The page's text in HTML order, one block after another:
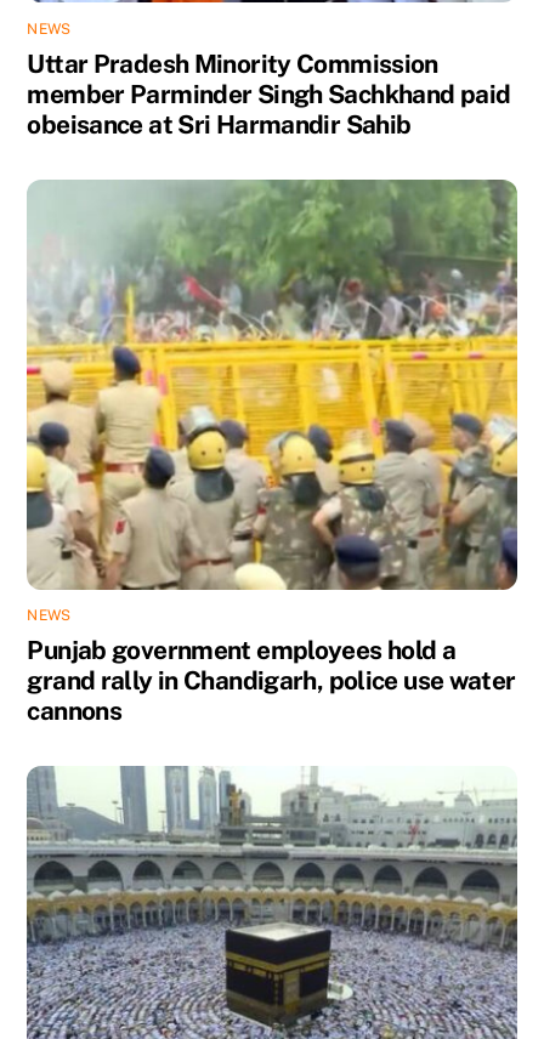
NEWS
Uttar Pradesh Minority Commission
member Parminder Singh Sachkhand paid
obeisance at Sri Harmandir Sahib
NEWS
Punjab government employees hold a
grand rally in Chandigarh, police use water
cannons